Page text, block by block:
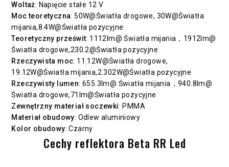
Woltaż: Napięcie stałe 12 V
Moc teoretyczna: 50W@Światła drogowe, 30W@Światła
mijania,8.4W@Światła pozycyjne
Teoretyczny prześwit: 1112lm@ Światła mijania，1912lm@
Światła drogowe,230.2@Światła pozycyjne
Rzeczywista moc: 11.12W@Światła drogowe,
19.12W@Światła mijania,2.302W@Światła pozycyjne
Rzeczywisty lumen: 655.3lm@ Światła mijania，940.8lm@
Światła drogowe,71lm@Światła pozycyjne
Zewnętrzny materiał soczewki: PMMA
Materiał obudowy: Odlew aluminiowy
Kolor obudowy: Czarny
Cechy reflektora Beta RR Led